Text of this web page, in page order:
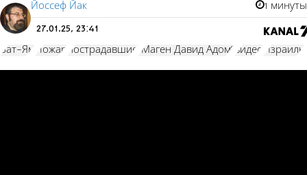
Йоссеф Йак 1 минуты
27.01.25, 23:41
Бат-Ям Пожар пострадавшие "Маген Давид Адом" видео Израиль